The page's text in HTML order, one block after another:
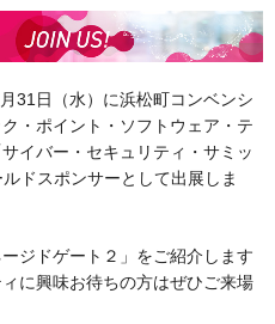
31日（水）に浜松町コンベンシ
・ポイント・ソフトウェア・テ
イバー・セキュリティ・サミッ
ドスポンサーとして出展しま
ジドゲート２」をご紹介します
に興味お待ちの方はぜひご来場